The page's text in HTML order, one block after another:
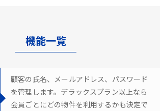
機能一覧
顧客の氏名、メールアドレス、パスワード
を管理します。デラックスプラン以上なら
会員ごとにどの物件を利用するかも決定で